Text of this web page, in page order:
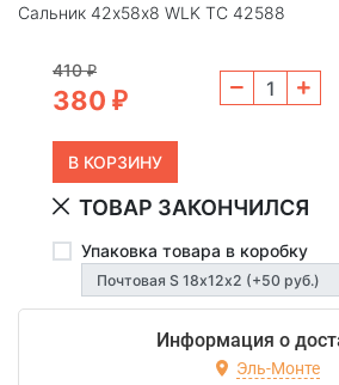
Сальник 42х58х8 WLK TC 42588
410₽
380 ₽
ТОВАР ЗАКОНЧИЛСЯ
Упаковка товара в коробку
Информация о
Эль-Монте